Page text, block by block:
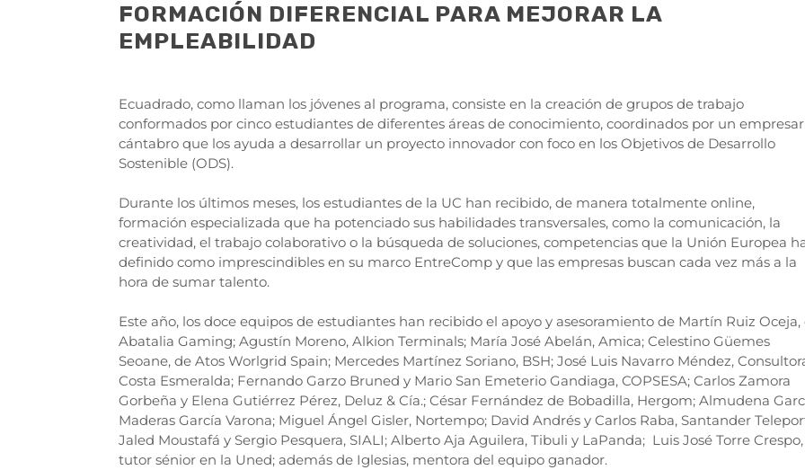
FORMACIÓN DIFERENCIAL PARA MEJORAR LA
EMPLEABILIDAD
Ecuadrado, como llaman los jóvenes al programa, consiste en la creación de grupos de trabajo
conformados por cinco estudiantes de diferentes áreas de conocimiento, coordinados por un
cántabro que los ayuda a desarrollar un proyecto innovador con foco en los Objetivos de Desarrollo
Sostenible (ODS).
Durante los últimos meses, los estudiantes de la UC han recibido, de manera totalmente online,
formación especializada que ha potenciado sus habilidades transversales, como la comunicación, la
creatividad, el trabajo colaborativo o la búsqueda de soluciones, competencias que la Unión Europea
definido como imprescindibles en su marco EntreComp y que las empresas buscan cada vez más a la
hora de sumar talento.
Este año, los doce equipos de estudiantes han recibido el apoyo y asesoramiento de Martín Ruiz Oceja,
Abatalia Gaming; Agustín Moreno, Alkion Terminals; María José Abelán, Amica; Celestino Güemes
Seoane, de Atos Worlgrid Spain; Mercedes Martínez Soriano, BSH; José Luis Navarro Méndez,
Costa Esmeralda; Fernando Garzo Bruned y Mario San Emeterio Gandiaga, COPSESA; Carlos Zamora
Gorbeña y Elena Gutiérrez Pérez, Deluz & Cía.; César Fernández de Bobadilla, Hergom; Almudena
Maderas García Varona; Miguel Ángel Gisler, Nortempo; David Andrés y Carlos Raba, Santander
Jaled Moustafá y Sergio Pesquera, SIALI; Alberto Aja Aguilera, Tibuli y LaPanda; Luis José Torre Crespo,
tutor sénior en la Uned; además de Iglesias, mentora del equipo ganador.